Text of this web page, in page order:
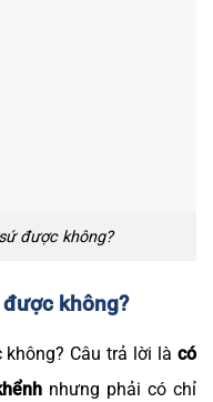
được không?
không?
Câu trả lời là có
nhưng phải có chỉ